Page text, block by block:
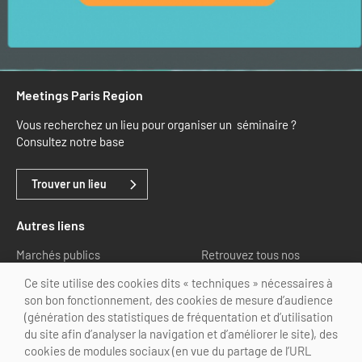
L'organisation du label
S'investir dans le label
Grands Evènements
Meetings Paris Region
Vous recherchez un lieu pour organiser un séminaire ?
Consultez notre base
Trouver un lieu
Autres liens
Marchés publics
Retrouvez tous nos
Nous suivre
Ce site utilise des cookies dits « techniques » nécessaires à
son bon fonctionnement, des cookies de mesure d’audience
(génération des statistiques de fréquentation et d’utilisation
du site afin d’analyser la navigation et d’améliorer le site), des
cookies de modules sociaux (en vue du partage de l’URL